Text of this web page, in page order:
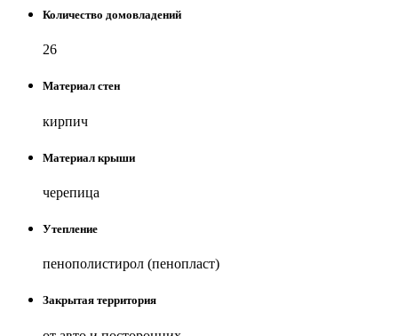
Количество домовладений
26
Материал стен
кирпич
Материал крыши
черепица
Утепление
пенополистирол (пенопласт)
Закрытая территория